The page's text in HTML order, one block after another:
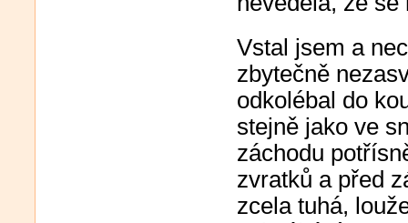
Vstal jsem a
zbytečně
odkolébal do
stejně jako ve
záchodu
zvratků a před
zcela tuhá,